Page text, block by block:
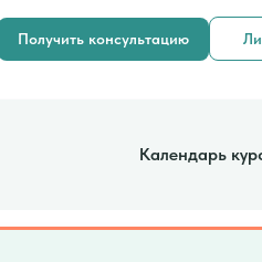
Получить консультацию
Календарь